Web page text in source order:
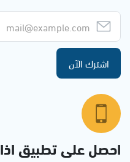
اشترك الآن
احصل على تطبيق